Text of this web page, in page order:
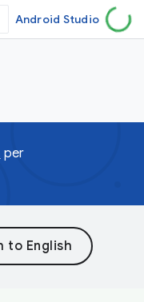
Android Studio
per